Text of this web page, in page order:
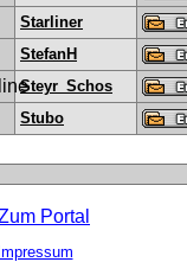
Starliner
StefanH
Steyr_Schos
Stubo
Impressum